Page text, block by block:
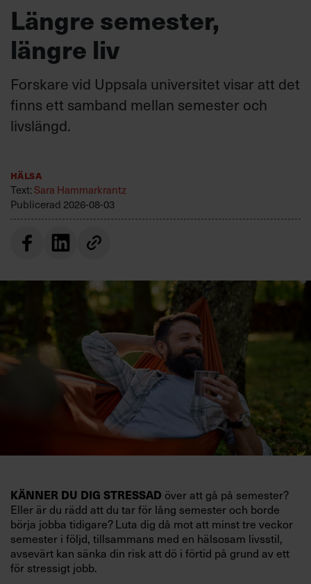
Längre semester,
längre liv
Forskare vid Uppsala universitet visar att det
finns ett samband mellan semester och
livslängd.
Hälsa
Text: Sara Hammarkrantz
Publicerad 2026-08-03
KÄNNER DU DIG STRESSAD över att gå på semester?
Eller är du rädd att du tar för lång semester och borde
börja jobba tidigare? Luta dig då mot att minst tre veckor
semester i följd, tillsammans med en hälsosam livsstil,
avsevärt kan sänka din risk att dö i förtid på grund av ett
för stressigt jobb.